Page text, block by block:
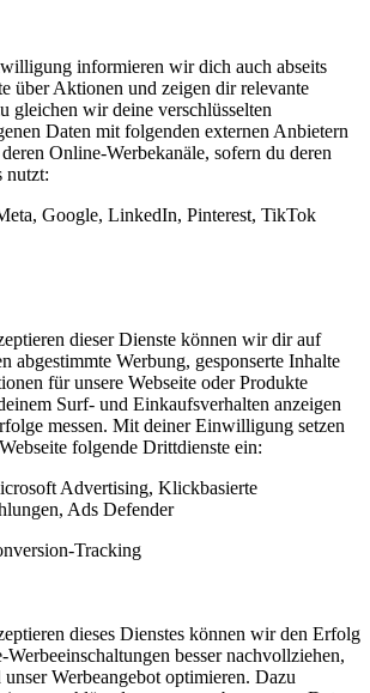
informieren wir dich auch abseits
über Aktionen und zeigen dir relevante
gleichen wir deine verschlüsselten
Daten mit folgenden externen Anbietern
Online-Werbekanäle, sofern du deren
nutzt:
Google, LinkedIn, Pinterest, TikTok
dieser Dienste können wir dir auf
abgestimmte Werbung, gesponserte Inhalte
für unsere Webseite oder Produkte
Surf- und Einkaufsverhalten anzeigen
messen. Mit deiner Einwilligung setzen
folgende Drittdienste ein:
Advertising, Klickbasierte
Ads Defender
Tracking
dieses Dienstes können wir den Erfolg
Werbeeinschaltungen besser nachvollziehen,
unser Werbeangebot optimieren. Dazu